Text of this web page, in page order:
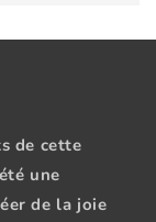
de cette
une
de la joie